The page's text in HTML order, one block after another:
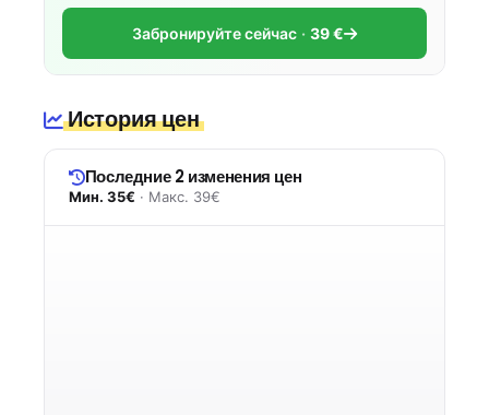
Забронируйте сейчас 39 €
История цен
Последние 2 изменения цен
Мин. 35€ · Макс. 39€